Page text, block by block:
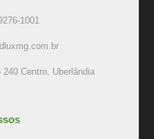
1001
Centro, Uberlândia